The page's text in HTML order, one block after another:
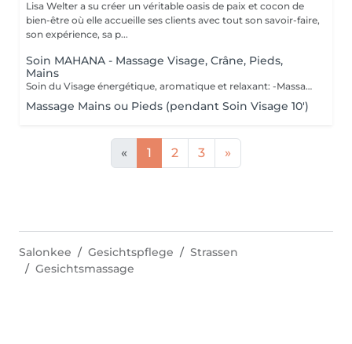
Lisa Welter a su créer un véritable oasis de paix et cocon de
bien-être où elle accueille ses clients avec tout son savoir-faire,
son expérience, sa p...
Soin MAHANA - Massage Visage, Crâne, Pieds,
Mains
Soin du Visage énergétique, aromatique et relaxant: -Massage en étoile du Crâne, Mains, Pieds - Inspiré d'un rituel Polynésien, avec des huiles essentielles de fleur de Tiaré et Jasmin. Les Bienfaits Mahana: -Relaxe intensément -Délie les zones de tensions -Relance l'énergie -Apaise le mental -Hydratation de la Peau en profondeur -Illume le teint
Massage Mains ou Pieds (pendant Soin Visage 10')
« 1 2 3 »
Salonkee Gesichtspflege
Strassen
Gesichtsmassage